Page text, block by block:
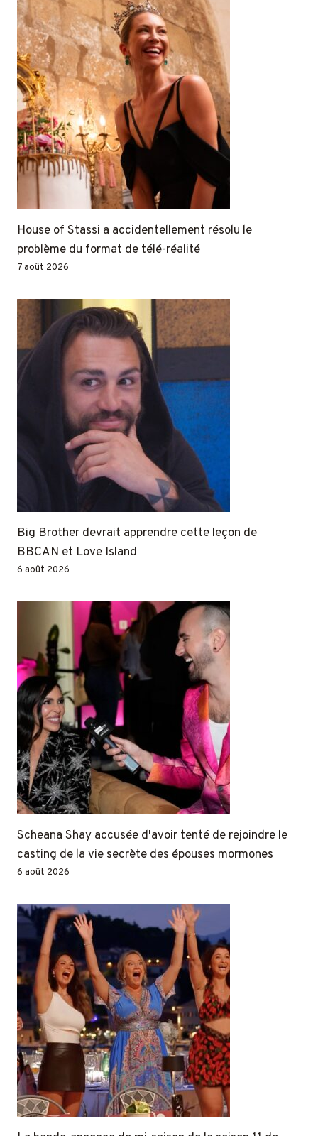
House of Stassi a accidentellement résolu le
problème du format de télé-réalité
7 août 2026
Big Brother devrait apprendre cette leçon de
BBCAN et Love Island
6 août 2026
Scheana Shay accusée d'avoir tenté de rejoindre le
casting de la vie secrète des épouses mormones
6 août 2026